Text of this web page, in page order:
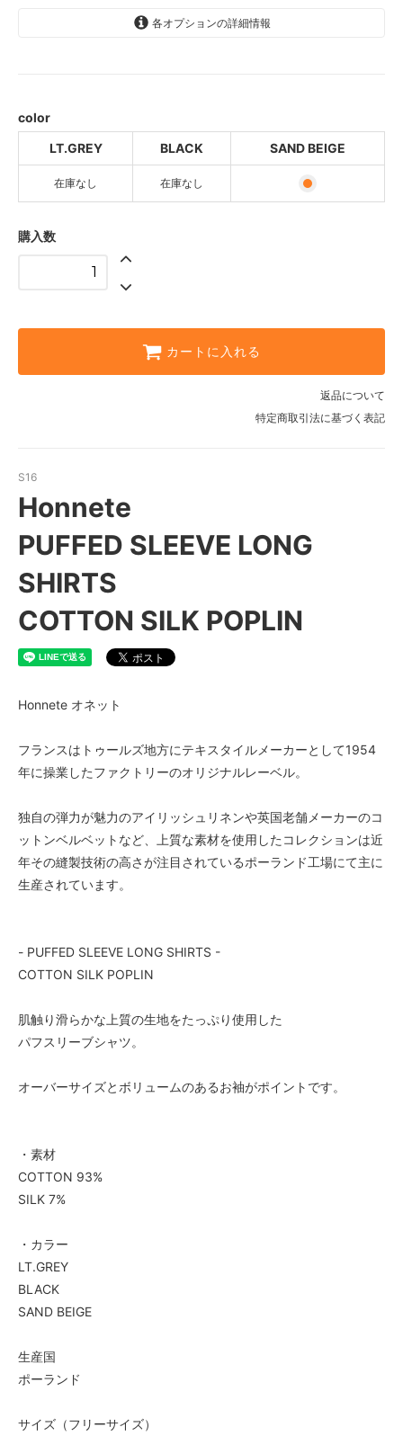
各オプションの詳細情報
SAND BEIGE
color
LT.GREY
BLACK SAND BEIGE
在庫なし 在庫なし
購入数
カートに入れる
返品について
特定商取引法に基づく表記
S16
Honnete
PUFFED SLEEVE LONG
SHIRTS
COTTON SILK POPLIN
Honnete オネット
フランスはトゥールズ地方にテキスタイルメーカーとして1954
年に操業したファクトリーのオリジナルレーベル。
独自の弾力が魅力のアイリッシュリネンや英国老舗メーカーのコ
ットンベルベットなど、上質な素材を使用したコレクションは近
年その縫製技術の高さが注目されているポーランド工場にて主に
生産されています。
- PUFFED SLEEVE LONG SHIRTS -
COTTON SILK POPLIN
肌触り滑らかな上質の生地をたっぷり使用した
パフスリーブシャツ。
オーバーサイズとボリュームのあるお袖がポイントです。
・素材
COTTON 93%
SILK 7%
・カラー
LT.GREY
BLACK
SAND BEIGE
生産国
ポーランド
サイズ（フリーサイズ）